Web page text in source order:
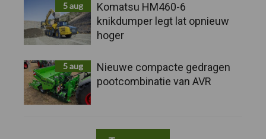
5 aug
Komatsu HM460-6
knikdumper legt lat opnieuw
hoger
5 aug
Nieuwe compacte gedragen
pootcombinatie van AVR